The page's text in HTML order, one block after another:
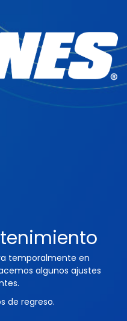
temporalmente en
algunos ajustes
de regreso.